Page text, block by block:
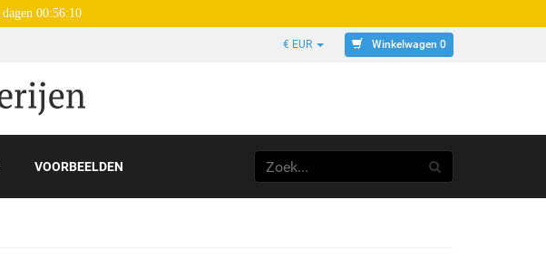
dagen 00:56:08
€ EUR Winkelwagen 0
VOORBEELDEN